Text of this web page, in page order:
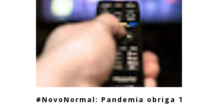
#NovoNormal: Pandemia obriga TV